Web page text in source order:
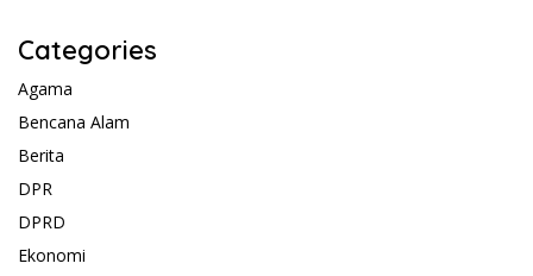
Categories
Agama
Bencana Alam
Berita
DPR
DPRD
Ekonomi